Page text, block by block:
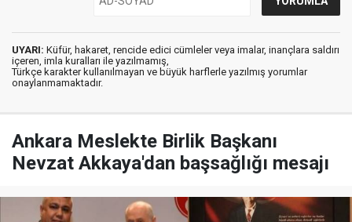
UYARI: Küfür, hakaret, rencide edici cümleler veya imalar, inançlara saldırı
içeren, imla kuralları ile yazılmamış,
Türkçe karakter kullanılmayan ve büyük harflerle yazılmış yorumlar
onaylanmamaktadır.
Ankara Meslekte Birlik Başkanı
Nevzat Akkaya'dan başsağlığı mesajı